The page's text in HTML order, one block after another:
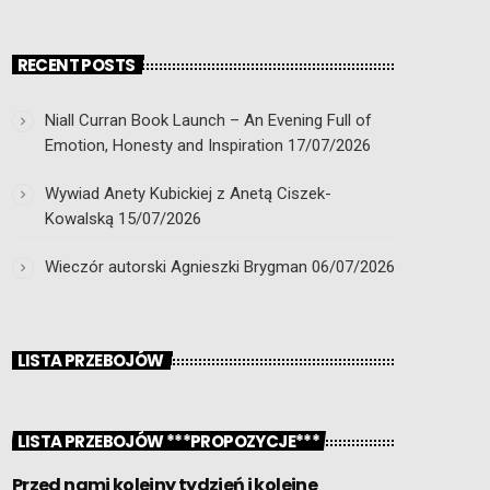
RECENT POSTS
Niall Curran Book Launch – An Evening Full of
Emotion, Honesty and Inspiration 17/07/2026
Wywiad Anety Kubickiej z Anetą Ciszek-
Kowalską 15/07/2026
Wieczór autorski Agnieszki Brygman 06/07/2026
LISTA PRZEBOJÓW
LISTA PRZEBOJÓW ***PROPOZYCJE***